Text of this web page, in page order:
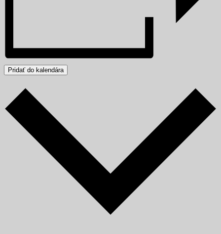
Pridať do kalendára